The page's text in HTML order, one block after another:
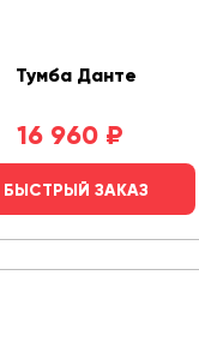
Тумба Данте
16 960 ₽
БЫСТРЫЙ ЗАКАЗ